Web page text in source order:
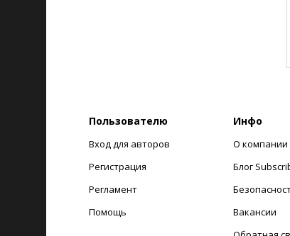
Пользователю
Вход для авторов
Регистрация
Регламент
Помощь
Инфо
О компании
Блог
Вакансии